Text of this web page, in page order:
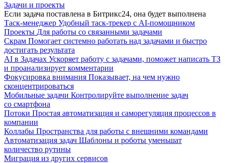
Задачи и проекты
Если задача поставлена в Битрикс24, она будет выполнена
Таск-менеджер Удобный таск-трекер с AI-помощником
Проекты Для работы со связанными задачами
Скрам Помогает системно работать над задачами и быстро
достигать результата
AI в Задачах Ускоряет работу с задачами, поможет написать ТЗ
и проанализирует комментарии
Фокусировка внимания Показывает, на чем нужно
сконцентрироваться
Мобильные задачи Контролируйте выполнение задач
со смартфона
Потоки Простая автоматизация и саморегуляция процессов в
компании
Коллабы Пространства для работы с внешними командами
Автоматизация задач Шаблоны и роботы уменьшат
количество рутины
Миграция из других сервисов